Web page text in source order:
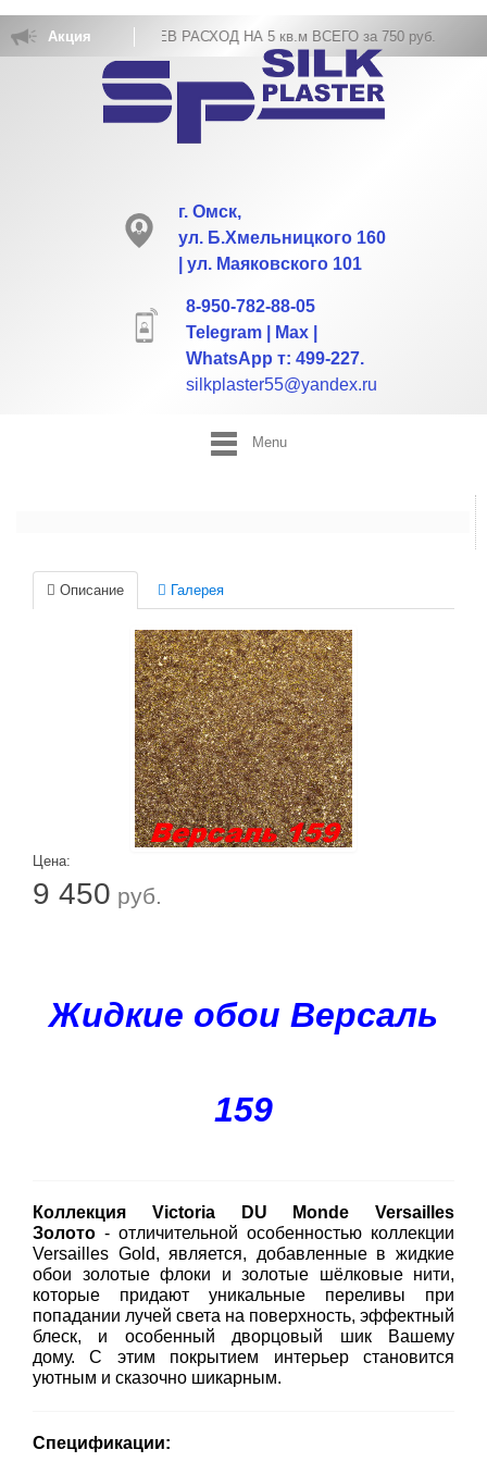
Акция
ЖИДКИХ ОБОЕВ РАСХОД НА 5 кв.м ВСЕГО за 750 руб.
г. Омск,
ул. Б.Хмельницкого 160
| ул. Маяковского 101
8-950-782-88-05
Telegram | Max |
WhatsApp т: 499-227.
silkplaster55@yandex.ru
Menu
Описание Галерея
Цена:
9 450 руб.
Жидкие обои Версаль
159
Коллекция Victoria DU Monde Versailles
Золото - отличительной особенностью коллекции
Versailles Gold, является, добавленные в жидкие
обои золотые флоки и золотые шёлковые нити,
которые придают уникальные переливы при
попадании лучей света на поверхность, эффектный
блеск, и особенный дворцовый шик Вашему
дому. С этим покрытием интерьер становится
уютным и сказочно шикарным.
Спецификации: